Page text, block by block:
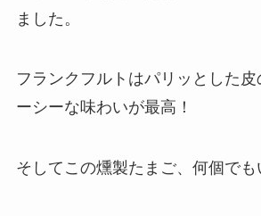
ました。
フランクフルトはパリッとした
ーシーな味わいが最高！
そしてこの燻製たまご、何個でも